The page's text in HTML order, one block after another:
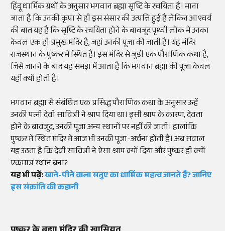
हिंदू धार्मिक ग्रंथों के अनुसार भगवान ब्रह्मा सृष्टि के रचयिता हैं। माना
जाता है कि उनकी कृपा से ही इस संसार की उत्पत्ति हुई है लेकिन आश्चर्य
की बात यह है कि सृष्टि के रचयिता होने के बावजूद पृथ्वी लोक में उनका
केवल एक ही प्रमुख मंदिर है, जहां उनकी पूजा की जाती है। यह मंदिर
राजस्थान के पुष्कर में स्थित है। इस मंदिर से जुड़ी एक पौराणिक कथा है,
जिसे जानने के बाद यह समझ में आता है कि भगवान ब्रह्मा की पूजा केवल
यहीं क्यों होती है।
भगवान ब्रह्मा से संबंधित एक प्रसिद्ध पौराणिक कथा के अनुसार उन्हें
उनकी पत्नी देवी सावित्री ने श्राप दिया था। इसी श्राप के कारण, देवता
होने के बावजूद, उनकी पूजा अन्य स्थानों पर नहीं की जाती। हालांकि
पुष्कर में स्थित मंदिर में आज भी उनकी पूजा-अर्चना होती है। अब सवाल
यह उठता है कि देवी सावित्री ने ऐसा श्राप क्यों दिया और पुष्कर ही क्यों
एकमात्र स्थान बना?
यह भी पढ़ें:खाने-पीने वाला सतुए का धार्मिक महत्व जानते हैं? जानिए
इस संक्रांति की कहानी